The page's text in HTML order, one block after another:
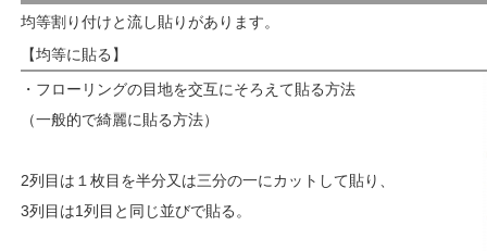
均等割り付けと流し貼りがあります。
【均等に貼る】
・フローリングの目地を交互にそろえて貼る方法
（一般的で綺麗に貼る方法）
2列目は１枚目を半分又は三分の一にカットして貼り、
3列目は1列目と同じ並びで貼る。